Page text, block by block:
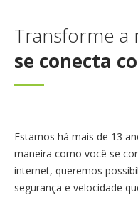
Transforme a
se conecta
Estamos há mais de 13
maneira como você se
internet, queremos
segurança e velocidade